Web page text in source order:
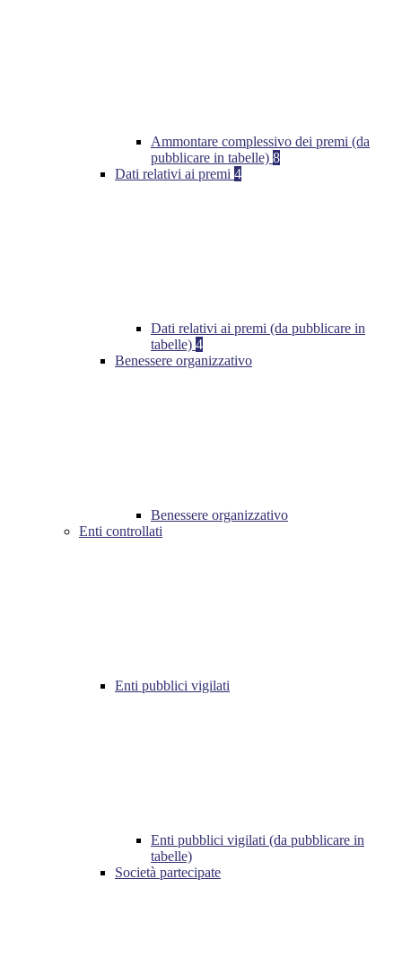
Ammontare complessivo dei premi (da
pubblicare in tabelle) 8
Dati relativi ai premi 4
Dati relativi ai premi (da pubblicare in
tabelle) 4
Benessere organizzativo
Benessere organizzativo
Enti controllati
Enti pubblici vigilati
Enti pubblici vigilati (da pubblicare in
tabelle)
Società partecipate